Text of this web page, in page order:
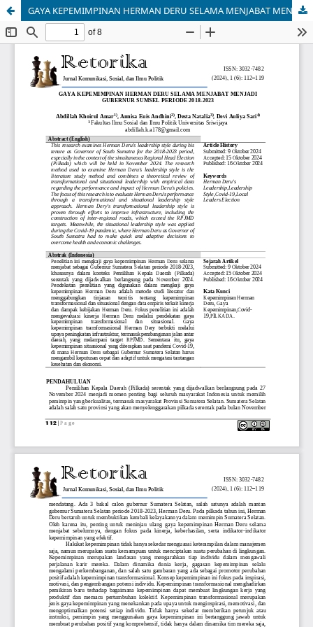
GAYA KEPEMIMPINAN HERMAN DERU SELAMA MENJABAT MENJADI GUBERNUR SUMSEL PERIODE 2018-2023